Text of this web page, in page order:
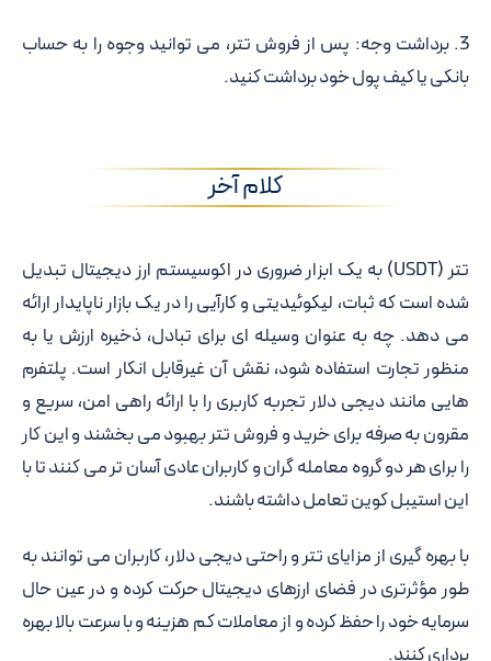
3. برداشت وجه: پس از فروش تتر، می توانید وجوه را به حساب
بانکی یا کیف پول خود برداشت کنید.
کلام آخر
تتر (USDT) به یک ابزار ضروری در اکوسیستم ارز دیجیتال تبدیل
شده است که ثبات، لیکوئیدیتی و کارآیی را در یک بازار ناپایدار ارائه
می دهد. چه به عنوان وسیله ای برای تبادل، ذخیره ارزش یا به
منظور تجارت استفاده شود، نقش آن غیرقابل انکار است. پلتفرم
هایی مانند دیجی دلار تجربه کاربری را با ارائه راهی امن، سریع و
مقرون به صرفه برای خرید و فروش تتر بهبود می بخشند و این کار
را برای هر دو گروه معامله گران و کاربران عادی آسان تر می کنند تا با
این استیبل کوین تعامل داشته باشند.
با بهره گیری از مزایای تتر و راحتی دیجی دلار، کاربران می توانند به
طور مؤثرتری در فضای ارزهای دیجیتال حرکت کرده و در عین حال
سرمایه خود را حفظ کرده و از معاملات کم هزینه و با سرعت بالا بهره
برداری کنند.